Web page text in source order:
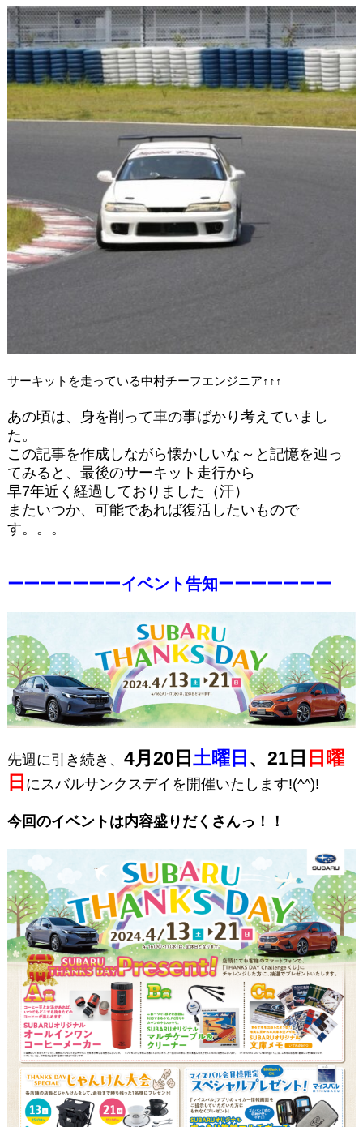
サーキットを走っている中村チーフエンジニア↑↑↑
あの頃は、身を削って車の事ばかり考えていまし
た。
この記事を作成しながら懐かしいな～と記憶を辿っ
てみると、最後のサーキット走行から
早7年近く経過しておりました（汗）
またいつか、可能であれば復活したいもので
す。。。
ーーーーーーーイベント告知ーーーーーーー
先週に引き続き、 4月20日土曜日 、21日 日曜
日 にスバルサンクスデイを開催いたします!(^^)!
今回のイベントは内容盛りだくさんっ！！